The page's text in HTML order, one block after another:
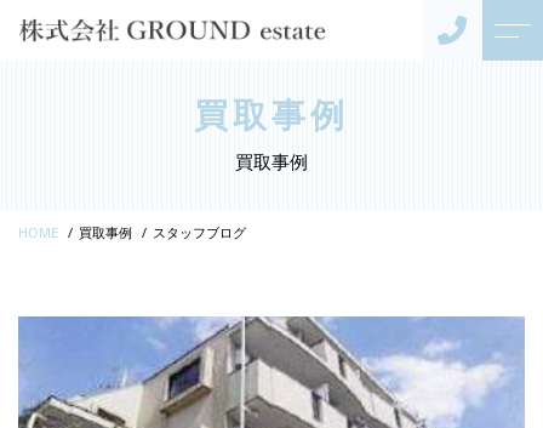
トップページ
事業内容
キャンペーン
代表紹介
ニュース
買取事例
買取事例
HOME 買取事例 スタッフブログ